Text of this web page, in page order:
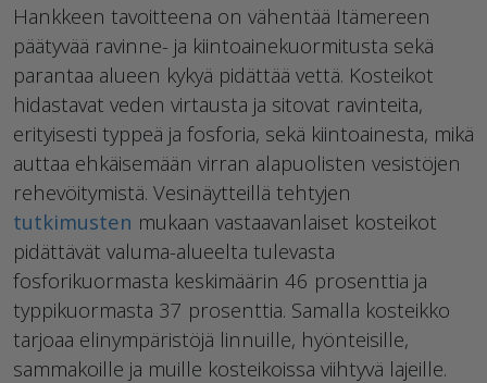
Hankkeen tavoitteena on vähentää Itämereen
päätyvää ravinne- ja kiintoainekuormitusta sekä
parantaa alueen kykyä pidättää vettä. Kosteikot
hidastavat veden virtausta ja sitovat ravinteita,
erityisesti typpeä ja fosforia, sekä kiintoainesta, mikä
auttaa ehkäisemään virran alapuolisten vesistöjen
rehevöitymistä. Vesinäytteillä tehtyjen
tutkimusten mukaan vastaavanlaiset kosteikot
pidättävät valuma-alueelta tulevasta
fosforikuormasta keskimäärin 46 prosenttia ja
typpikuormasta 37 prosenttia. Samalla kosteikko
tarjoaa elinympäristöjä linnuille, hyönteisille,
sammakoille ja muille kosteikoissa viihtyvä lajeille.